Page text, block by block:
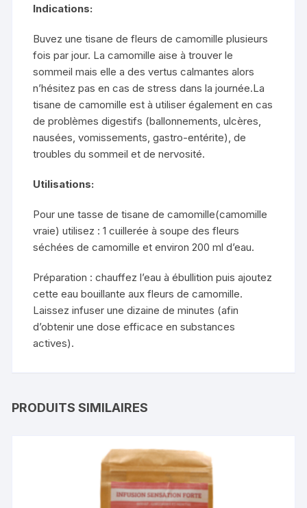
Indications:
Buvez une tisane de fleurs de camomille plusieurs
fois par jour. La camomille aise à trouver le
sommeil mais elle a des vertus calmantes alors
n’hésitez pas en cas de stress dans la journée.La
tisane de camomille est à utiliser également en cas
de problèmes digestifs (ballonnements, ulcères,
nausées, vomissements, gastro-entérite), de
troubles du sommeil et de nervosité.
Utilisations:
Pour une tasse de tisane de camomille(camomille
vraie) utilisez : 1 cuillerée à soupe des fleurs
séchées de camomille et environ 200 ml d’eau.
Préparation : chauffez l’eau à ébullition puis ajoutez
cette eau bouillante aux fleurs de camomille.
Laissez infuser une dizaine de minutes (afin
d’obtenir une dose efficace en substances
actives).
PRODUITS SIMILAIRES